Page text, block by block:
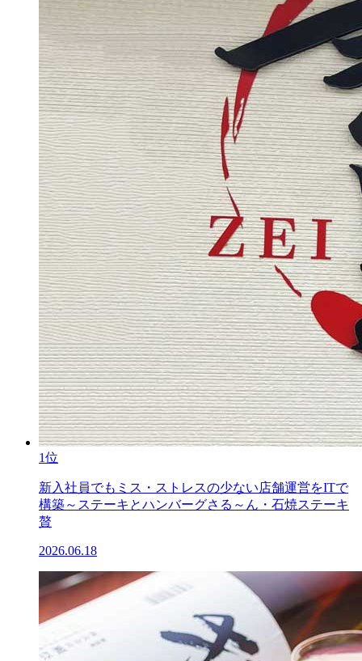
1位
新入社員でもミス・ストレスの少ない店舗運営をITで
構築～ステーキとハンバーグさる～ん・石焼ステーキ
贅
2026.06.18